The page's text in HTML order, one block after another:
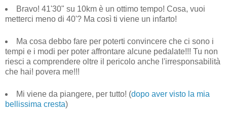
Bravo! 41'30" su 10km è un ottimo tempo! Cosa, vuoi
metterci meno di 40'? Ma così ti viene un infarto!
Ma cosa debbo fare per poterti convincere che ci sono i
tempi e i modi per poter affrontare alcune pedalate!!! Tu non
riesci a comprendere oltre il pericolo anche l'irresponsabilità
che hai! povera me!!!
Mi viene da piangere, per tutto! (dopo aver visto la mia
bellissima cresta)